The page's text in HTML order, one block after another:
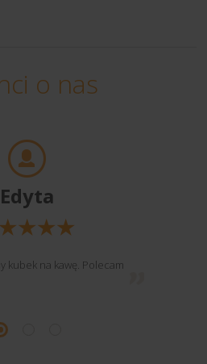
o nas
Edyta
kubek na kawę. Polecam